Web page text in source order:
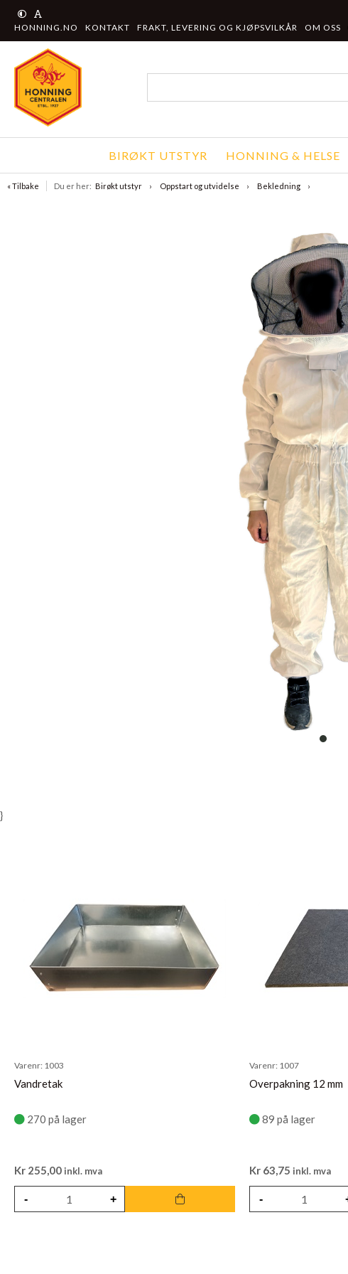
HONNING.NO KONTAKT FRAKT, LEVERING OG KJØPSVILKÅR OM OSS
BIRØKT UTSTYR HONNING & HELSE
« Tilbake Du er her: Birøkt utstyr Oppstart og utvidelse Bekledning
item
}
Varenr: 1003
Vandretak
270 på lager
Kr 255,00 inkl. mva
Varenr: 1007
Overpakning 12 mm
89 på lager
Kr 63,75 inkl. mva